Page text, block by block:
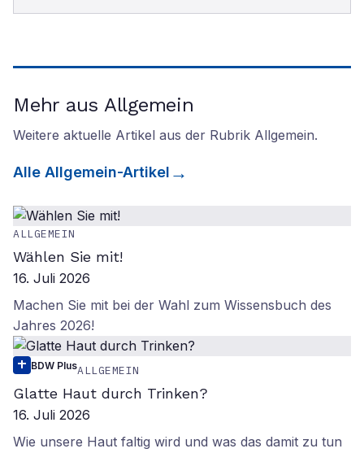
Mehr aus Allgemein
Weitere aktuelle Artikel aus der Rubrik Allgemein.
Alle Allgemein-Artikel
ALLGEMEIN
Wählen Sie mit!
16. Juli 2026
Machen Sie mit bei der Wahl zum Wissensbuch des
Jahres 2026!
BDW PlusALLGEMEIN
Glatte Haut durch Trinken?
16. Juli 2026
Wie unsere Haut faltig wird und was das damit zu tun